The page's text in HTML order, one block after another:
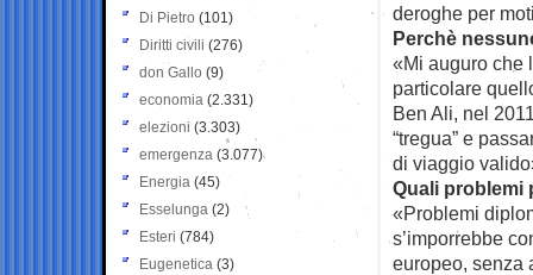
deroghe per
Perchè
«Mi auguro che
particolare
Ben Ali, nel
“tregua” e
di viaggio
Quali problemi
«Problemi
s’imporrebbe
europeo, senza
Di Pietro (101)
Diritti civili (276)
don Gallo (9)
economia (2.331)
elezioni (3.303)
emergenza (3.077)
Energia (45)
Esselunga (2)
Esteri (784)
Eugenetica (3)